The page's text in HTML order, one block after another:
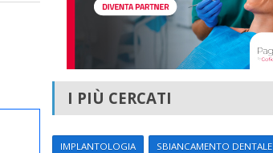
I PIÙ CERCATI
IMPLANTOLOGIA SBIANCAMENTO DENTALE